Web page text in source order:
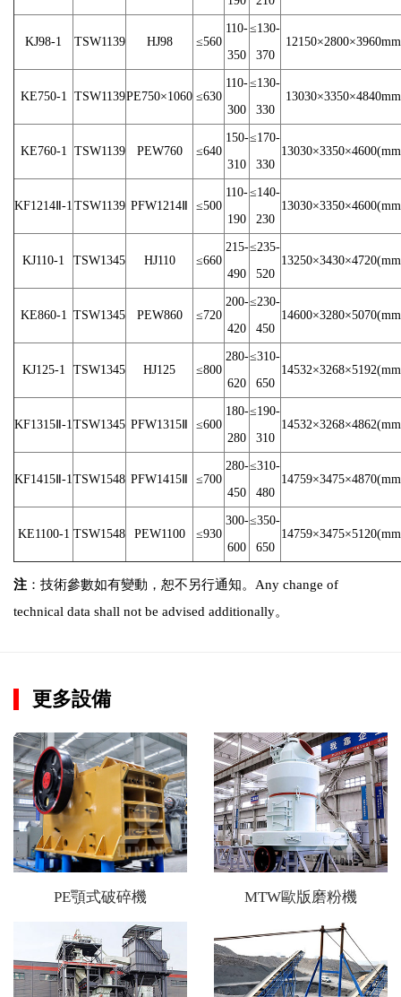
KJ98-1 TSW1139 HJ98 ≤560
110-
350
≤130-
370
12150×2800×3960mm
KE750-1 TSW1139PE750×1060 ≤630
110-
300
≤130-
330
13030×3350×4840mm
KE760-1 TSW1139 PEW760 ≤640
150-
310
≤170-
330
KF1214Ⅱ-1 TSW1139 PFW1214Ⅱ ≤500
110-
190
≤140-
230
KJ110-1 TSW1345 HJ110 ≤660
215-
490
≤235-
520
KE860-1 TSW1345 PEW860 ≤720
200-
420
≤230-
450
KJ125-1 TSW1345 HJ125 ≤800
280-
620
≤310-
650
KF1315Ⅱ-1TSW1345 PFW1315Ⅱ ≤600
180-
280
≤190-
310
KF1415Ⅱ-1TSW1548 PFW1415Ⅱ ≤700
280-
450
≤310-
480
KE1100-1 TSW1548 PEW1100 ≤930
300-
600
≤350-
650
注 ：技術參數如有變動，恕不另行通知。Any change of
technical data shall not be advised additionally。
更多設備
PE顎式破碎機 MTW歐版磨粉機